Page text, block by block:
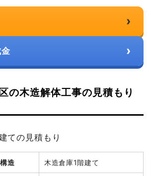
›
›
の木造解体工事の見積もり
ての見積もり
造 木造倉庫1階建て